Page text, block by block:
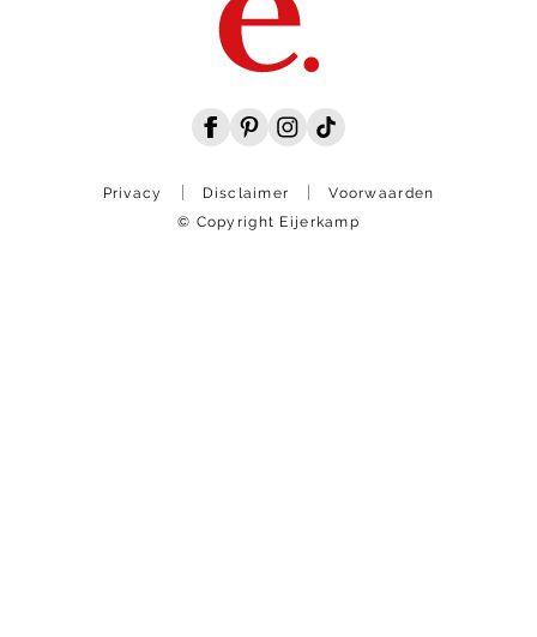
Privacy Disclaimer
Voorwaarden
© Copyright Eijerkamp